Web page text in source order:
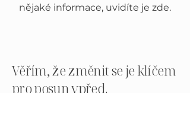
nějaké informace, uvidíte je zde.
Věřím, že změnit se je klíčem
pro posun vpřed.